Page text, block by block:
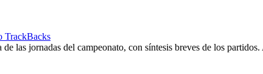
TrackBacks
las jornadas del campeonato, con síntesis breves de los